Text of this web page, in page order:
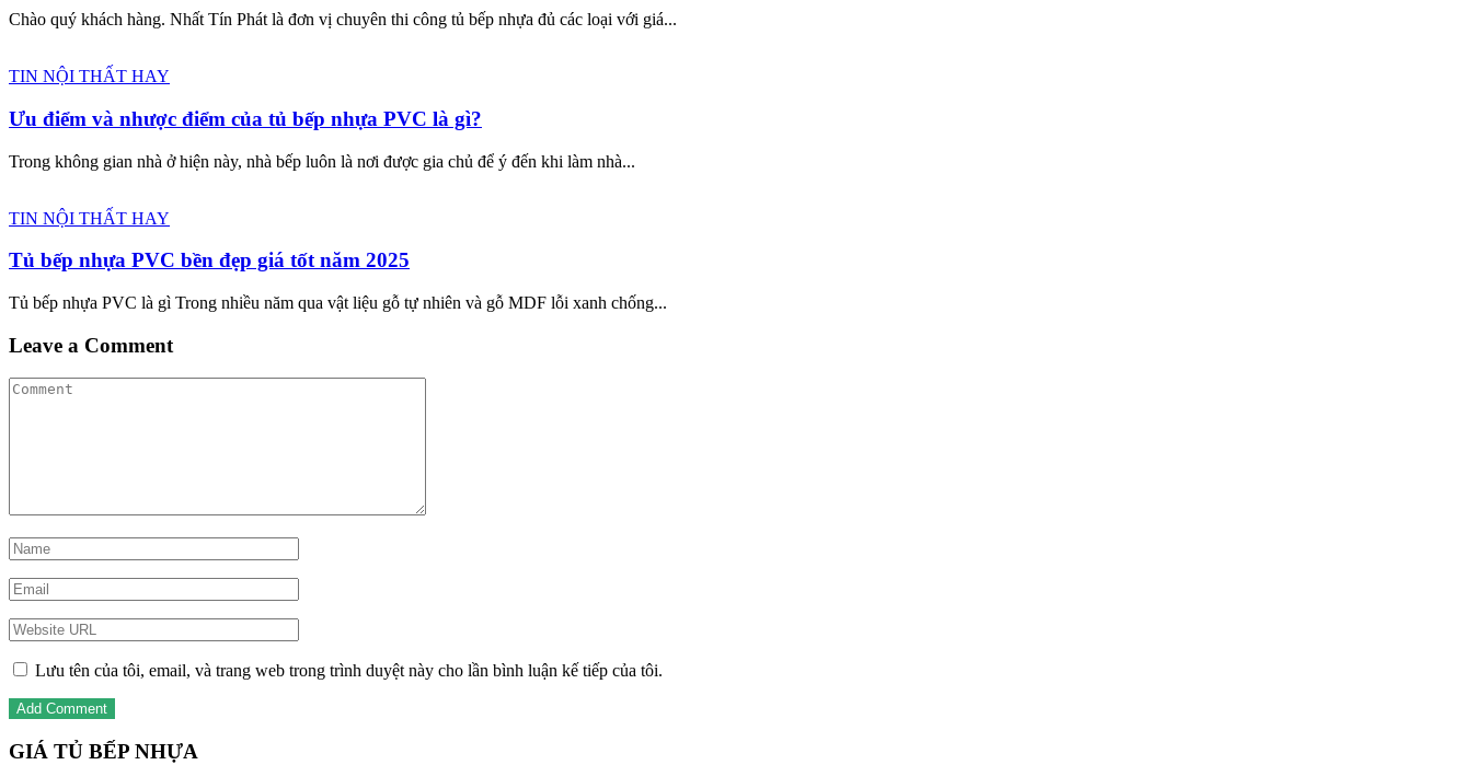
Chào quý khách hàng. Nhất Tín Phát là đơn vị chuyên thi công tủ bếp nhựa đủ các loại với giá...
TIN NỘI THẤT HAY
Ưu điểm và nhược điểm của tủ bếp nhựa PVC là gì?
Trong không gian nhà ở hiện này, nhà bếp luôn là nơi được gia chủ để ý đến khi làm nhà...
TIN NỘI THẤT HAY
Tủ bếp nhựa PVC bền đẹp giá tốt năm 2025
Tủ bếp nhựa PVC là gì Trong nhiều năm qua vật liệu gỗ tự nhiên và gỗ MDF lỗi xanh chống...
Leave a Comment
Lưu tên của tôi, email, và trang web trong trình duyệt này cho lần bình luận kế tiếp của tôi.
GIÁ TỦ BẾP NHỰA